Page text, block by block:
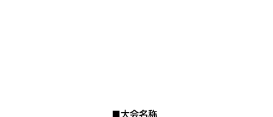
■大会名称